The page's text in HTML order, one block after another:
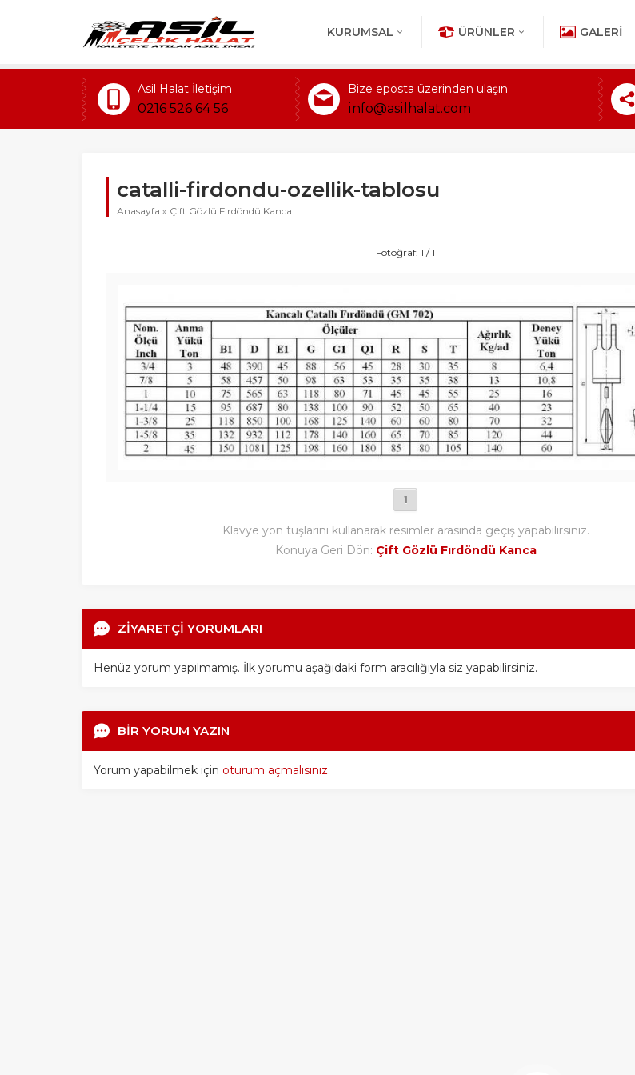
KURUMSAL ÜRÜNLER GALERI
Asil Halat İletişim
0216 526 64 56
Bize eposta üzerinden ulaşın
info@asilhalat.com
catalli-firdondu-ozellik-tablosu
Anasayfa » Çift Gözlü Fırdöndü Kanca
Fotoğraf: 1 / 1
1
Klavye yön tuşlarını kullanarak resimler arasında geçiş yapabilirsiniz.
Konuya Geri Dön: Çift Gözlü Fırdöndü Kanca
ZİYARETÇİ YORUMLARI
Henüz yorum yapılmamış. İlk yorumu aşağıdaki form aracılığıyla siz yapabilirsiniz.
BİR YORUM YAZIN
Yorum yapabilmek için oturum açmalısınız.